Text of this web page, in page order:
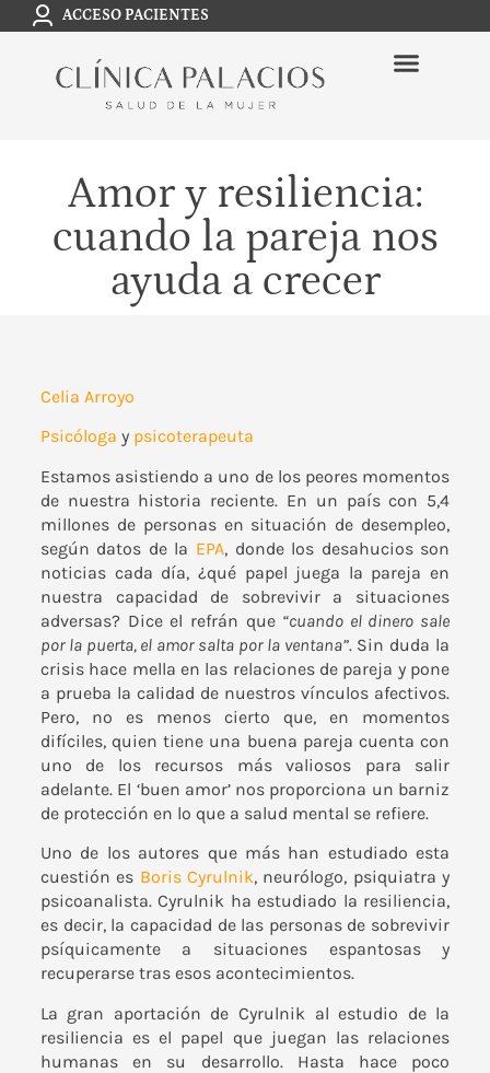
ACCESO PACIENTES
Amor y resiliencia:
cuando la pareja nos
ayuda a crecer
Celia Arroyo
Psicóloga y psicoterapeuta
Estamos asistiendo a uno de los peores momentos
de nuestra historia reciente. En un país con 5,4
millones de personas en situación de desempleo,
según datos de la EPA, donde los desahucios son
noticias cada día, ¿qué papel juega la pareja en
nuestra capacidad de sobrevivir a situaciones
adversas? Dice el refrán que “cuando el dinero sale
por la puerta, el amor salta por la ventana”. Sin duda la
crisis hace mella en las relaciones de pareja y pone
a prueba la calidad de nuestros vínculos afectivos.
Pero, no es menos cierto que, en momentos
difíciles, quien tiene una buena pareja cuenta con
uno de los recursos más valiosos para salir
adelante. El ‘buen amor’ nos proporciona un barniz
de protección en lo que a salud mental se refiere.
Uno de los autores que más han estudiado esta
cuestión es Boris Cyrulnik, neurólogo, psiquiatra y
psicoanalista. Cyrulnik ha estudiado la resiliencia,
es decir, la capacidad de las personas de sobrevivir
psíquicamente a situaciones espantosas y
recuperarse tras esos acontecimientos.
La gran aportación de Cyrulnik al estudio de la
resiliencia es el papel que juegan las relaciones
humanas en su desarrollo. Hasta hace poco